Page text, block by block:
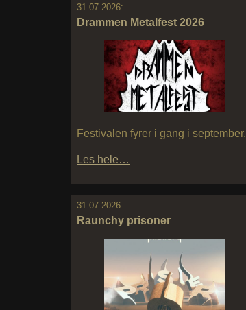
31.07.2026:
Drammen Metalfest 2026
Festivalen fyrer i gang i september.
Les hele…
31.07.2026:
Raunchy prisoner